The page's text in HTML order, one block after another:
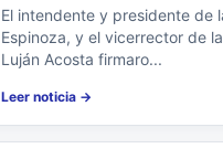
El intendente y presidente de
Espinoza, y el vicerrector de
Luján Acosta firmaro...
Leer noticia →